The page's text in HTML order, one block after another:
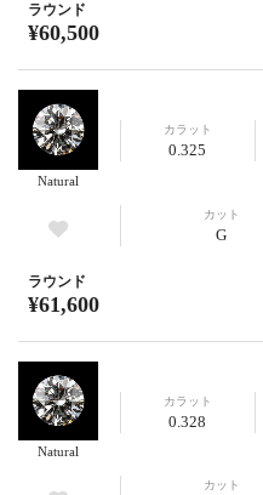
ラウンド
¥60,500
Natural
カラット
0.325
カット
G
ラウンド
¥61,600
Natural
カラット
0.328
カット